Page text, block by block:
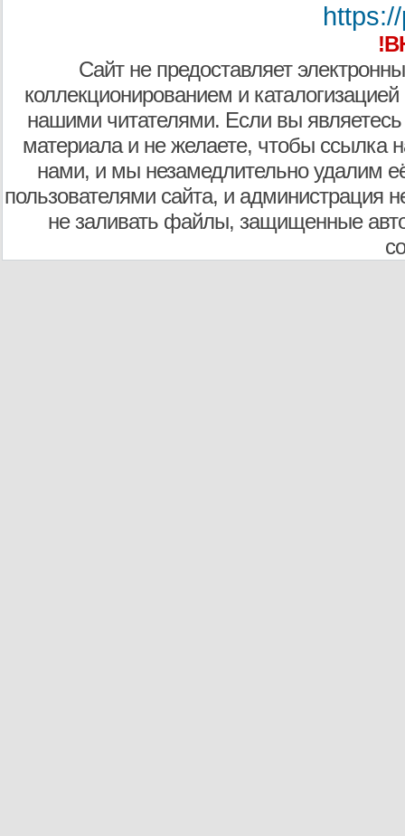
Сайт не предоставляет
коллекционированием и
нашими читателями. Если вы являетесь
материала и не желаете, чтобы ссылка
нами, и мы незамедлительно удалим
пользователями сайта, и администрация
не заливать файлы, защищенные